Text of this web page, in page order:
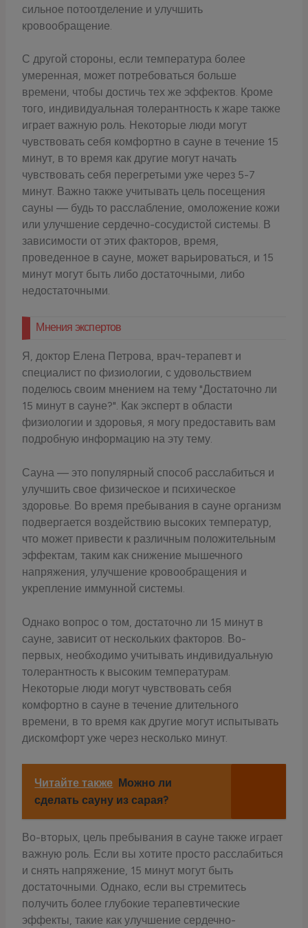
сильное потоотделение и улучшить
кровообращение.
С другой стороны, если температура более
умеренная, может потребоваться больше
времени, чтобы достичь тех же эффектов. Кроме
того, индивидуальная толерантность к жаре также
играет важную роль. Некоторые люди могут
чувствовать себя комфортно в сауне в течение 15
минут, в то время как другие могут начать
чувствовать себя перегретыми уже через 5-7
минут. Важно также учитывать цель посещения
сауны — будь то расслабление, омоложение кожи
или улучшение сердечно-сосудистой системы. В
зависимости от этих факторов, время,
проведенное в сауне, может варьироваться, и 15
минут могут быть либо достаточными, либо
недостаточными.
Мнения экспертов
Я, доктор Елена Петрова, врач-терапевт и
специалист по физиологии, с удовольствием
поделюсь своим мнением на тему "Достаточно ли
15 минут в сауне?". Как эксперт в области
физиологии и здоровья, я могу предоставить вам
подробную информацию на эту тему.
Сауна — это популярный способ расслабиться и
улучшить свое физическое и психическое
здоровье. Во время пребывания в сауне организм
подвергается воздействию высоких температур,
что может привести к различным положительным
эффектам, таким как снижение мышечного
напряжения, улучшение кровообращения и
укрепление иммунной системы.
Однако вопрос о том, достаточно ли 15 минут в
сауне, зависит от нескольких факторов. Во-
первых, необходимо учитывать индивидуальную
толерантность к высоким температурам.
Некоторые люди могут чувствовать себя
комфортно в сауне в течение длительного
времени, в то время как другие могут испытывать
дискомфорт уже через несколько минут.
Читайте также Можно ли
сделать сауну из сарая?
Во-вторых, цель пребывания в сауне также играет
важную роль. Если вы хотите просто расслабиться
и снять напряжение, 15 минут могут быть
достаточными. Однако, если вы стремитесь
получить более глубокие терапевтические
эффекты, такие как улучшение сердечно-